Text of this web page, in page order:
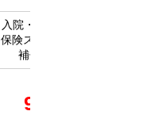
入院・手術ペット
保険スーパー90％
補償プラン
950